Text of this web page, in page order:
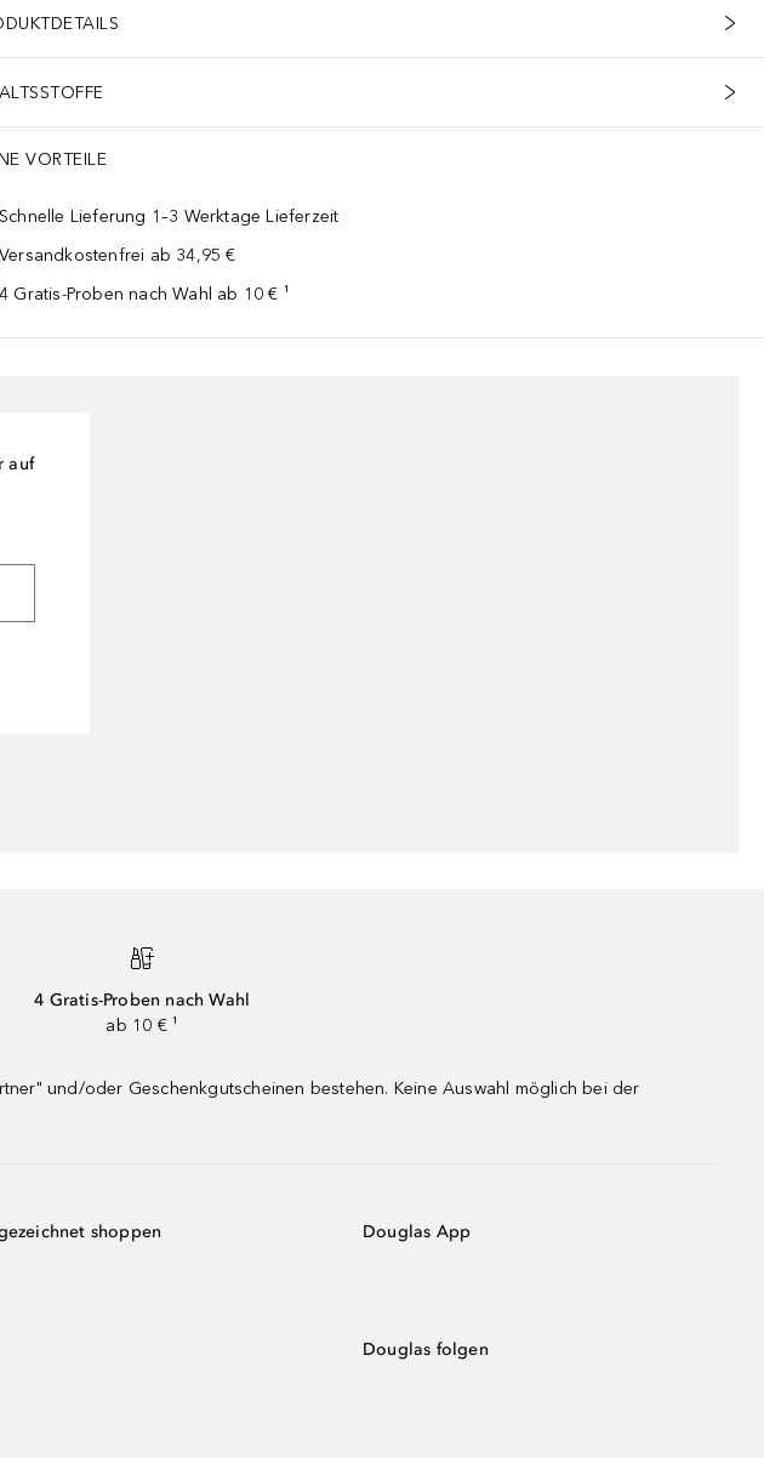
VORTEILE
Schnelle Lieferung 1–3 Werktage Lieferzeit
Versandkostenfrei ab 34,95 €
4 Gratis-Proben nach Wahl ab 10 € ¹
auf
4 Gratis-Proben nach Wahl
ab 10 € ¹
und/oder Geschenkgutscheinen bestehen. Keine Auswahl möglich bei der
shoppen Douglas App
Douglas folgen